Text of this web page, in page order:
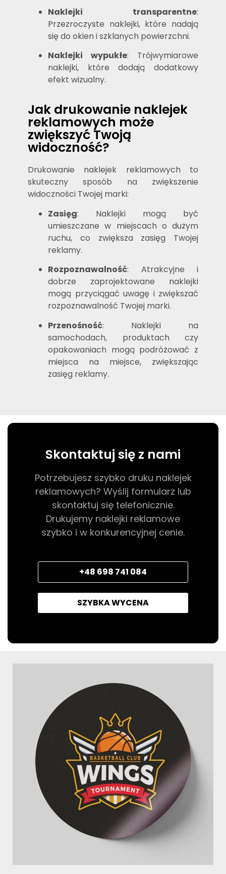
Naklejki transparentne:
Przezroczyste naklejki, które nadają
się do okien i szklanych powierzchni.
Naklejki wypukłe: Trójwymiarowe
naklejki, które dodają dodatkowy
efekt wizualny.
Jak drukowanie naklejek
reklamowych może
zwiększyć Twoją
widoczność?
Drukowanie naklejek reklamowych to
skuteczny sposób na zwiększenie
widoczności Twojej marki:
Zasięg: Naklejki mogą być
umieszczane w miejscach o dużym
ruchu, co zwiększa zasięg Twojej
reklamy.
Rozpoznawalność: Atrakcyjne i
dobrze zaprojektowane naklejki
mogą przyciągać uwagę i zwiększać
rozpoznawalność Twojej marki.
Przenośność: Naklejki na
samochodach, produktach czy
opakowaniach mogą podróżować z
miejsca na miejsce, zwiększając
zasięg reklamy.
Skontaktuj się z nami
Potrzebujesz szybko druku naklejek
reklamowych? Wyślij formularz lub
skontaktuj się telefonicznie.
Drukujemy naklejki reklamowe
szybko i w konkurencyjnej cenie.
+48 698 741 084
SZYBKA WYCENA